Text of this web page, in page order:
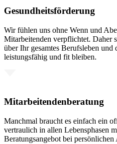
Gesundheitsförderung
Wir fühlen uns ohne Wenn und
Mitarbeitenden verpflichtet. Daher
über Ihr gesamtes Berufsleben und
leistungsfähig und fit bleiben.
Mitarbeitendenberatung
Manchmal braucht es einfach ein
vertraulich in allen Lebensphasen
Beratungsangebot bei persönlichen